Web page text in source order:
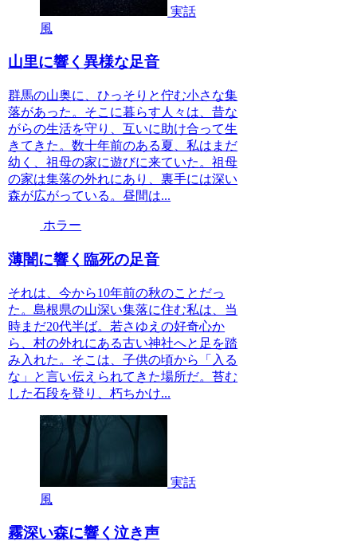
実話
風
山里に響く異様な足音
群馬の山奥に、ひっそりと佇む小さな集
落があった。そこに暮らす人々は、昔な
がらの生活を守り、互いに助け合って生
きてきた。数十年前のある夏、私はまだ
幼く、祖母の家に遊びに来ていた。祖母
の家は集落の外れにあり、裏手には深い
森が広がっている。昼間は...
ホラー
薄闇に響く臨死の足音
それは、今から10年前の秋のことだっ
た。島根県の山深い集落に住む私は、当
時まだ20代半ば。若さゆえの好奇心か
ら、村の外れにある古い神社へと足を踏
み入れた。そこは、子供の頃から「入る
な」と言い伝えられてきた場所だ。苔む
した石段を登り、朽ちかけ...
実話
風
霧深い森に響く泣き声